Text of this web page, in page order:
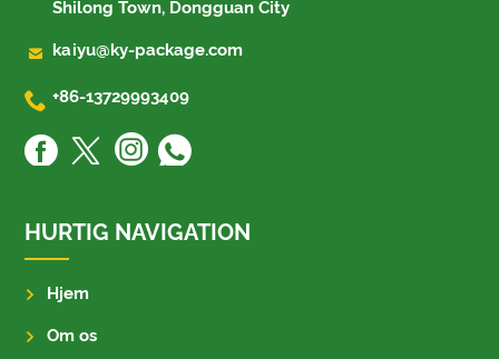
Shilong Town, Dongguan City
 kaiyu@ky-package.com
 +86-13729993409
HURTIG NAVIGATION
Hjem
Om os